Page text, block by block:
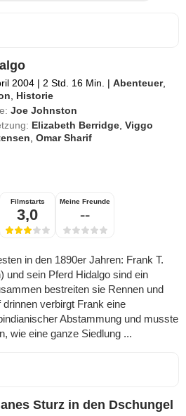
2004 | 2 Std. 16 Min. | Abenteuer,
, Historie
Joe Johnston
Elizabeth Berridge,Viggo
,Omar Sharif
Filmstarts
3,0
Meine Freunde
--
in den 1890er Jahren: Frank T.
und sein Pferd Hidalgo sind ein
bestreiten sie Rennen und
verbirgt Frank eine
Abstammung und musste
wie eine ganze Siedlung ...
Sturz in den Dschungel